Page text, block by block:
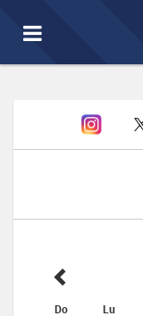
Toggle
navigation
Do Lu